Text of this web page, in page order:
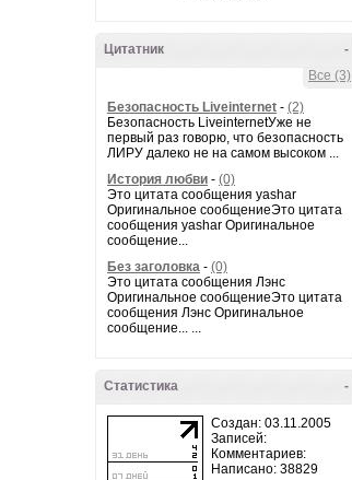
-
Цитатник
Все (3)
Безопасность Liveinternet - (2)
Безопасность LiveinternetУже не
первый раз говорю, что безопасность
ЛИРУ далеко не на самом высоком ...
История любви - (0)
Это цитата сообщения yashar
Оригинальное сообщениеЭто цитата
сообщения yashar Оригинальное
сообщение...
Без заголовка - (0)
Это цитата сообщения Лэнс
Оригинальное сообщениеЭто цитата
сообщения Лэнс Оригинальное
сообщение... ...
-
Статистика
Создан: 03.11.2005
Записей:
Комментариев:
Написано: 38829